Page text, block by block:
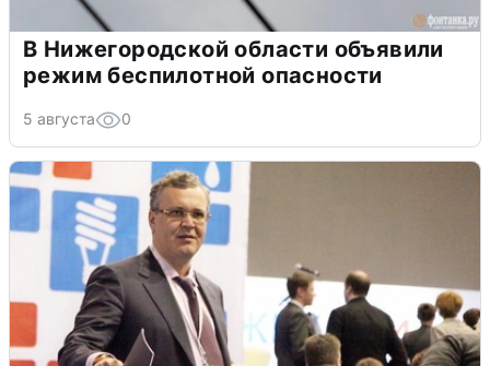
В Нижегородской области объявили
режим беспилотной опасности
5 августа 0